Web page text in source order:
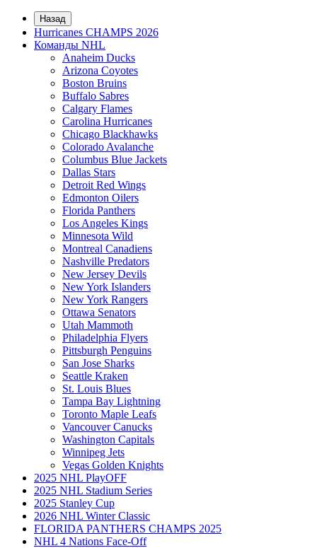
Назад
Hurricanes CHAMPS 2026
Команды NHL
Anaheim Ducks
Arizona Coyotes
Boston Bruins
Buffalo Sabres
Calgary Flames
Carolina Hurricanes
Chicago Blackhawks
Colorado Avalanche
Columbus Blue Jackets
Dallas Stars
Detroit Red Wings
Edmonton Oilers
Florida Panthers
Los Angeles Kings
Minnesota Wild
Montreal Canadiens
Nashville Predators
New Jersey Devils
New York Islanders
New York Rangers
Ottawa Senators
Utah Mammoth
Philadelphia Flyers
Pittsburgh Penguins
San Jose Sharks
Seattle Kraken
St. Louis Blues
Tampa Bay Lightning
Toronto Maple Leafs
Vancouver Canucks
Washington Capitals
Winnipeg Jets
Vegas Golden Knights
2025 NHL PlayOFF
2025 NHL Stadium Series
2025 Stanley Cup
2026 NHL Winter Classic
FLORIDA PANTHERS CHAMPS 2025
NHL 4 Nations Face-Off